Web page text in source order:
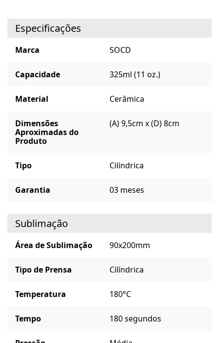
Especificações
Marca SOCD
Capacidade 325ml (11 oz.)
Material Cerâmica
Dimensões
Aproximadas do
Produto
(A) 9,5cm x (D) 8cm
Tipo Cilíndrica
Garantia 03 meses
Sublimação
Área de Sublimação 90x200mm
Tipo de Prensa Cilíndrica
Temperatura 180°C
Tempo 180 segundos